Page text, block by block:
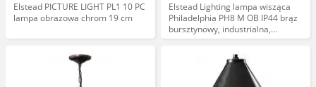
Elstead PICTURE LIGHT PL1 10 PC
lampa obrazowa chrom 19 cm
Elstead Lighting lampa wisząca
Philadelphia PH8 M OB IP44 brąz
bursztynowy, industrialna,
zewnętrzna, klasyczna